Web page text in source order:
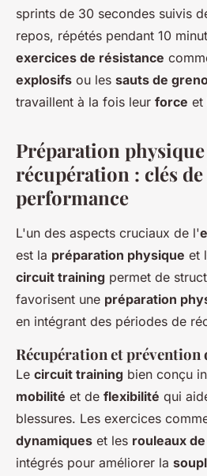
sprints de 30 secondes suivis
repos, répétés pendant 10
exercices de résistance
explosifs ou les sauts de
travaillent à la fois leur force et
Préparation
récupération : clés de
performance
L'un des aspects cruciaux de l'
est la préparation physique et
circuit training permet de
favorisent une préparation
en intégrant des périodes de
Récupération et prévention
Le circuit training bien conçu
mobilité et de flexibilité qui
blessures. Les exercices
dynamiques et les rouleaux
intégrés pour améliorer la